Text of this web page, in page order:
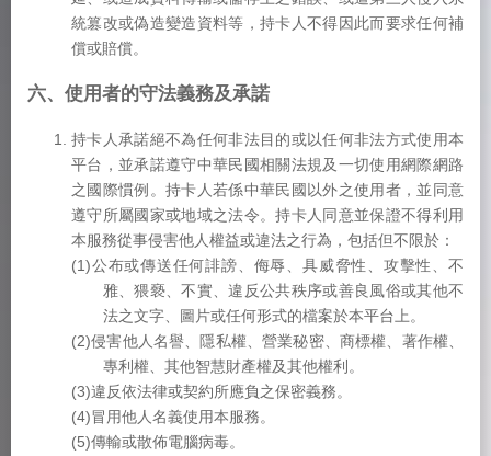
統篡改或偽造變造資料等，持卡人不得因此而要求任何補
償或賠償。
六、使用者的守法義務及承諾
持卡人承諾絕不為任何非法目的或以任何非法方式使用本
平台，並承諾遵守中華民國相關法規及一切使用網際網路
之國際慣例。持卡人若係中華民國以外之使用者，並同意
遵守所屬國家或地域之法令。持卡人同意並保證不得利用
本服務從事侵害他人權益或違法之行為，包括但不限於：
(1)公布或傳送任何誹謗、侮辱、具威脅性、攻擊性、不
雅、猥褻、不實、違反公共秩序或善良風俗或其他不
法之文字、圖片或任何形式的檔案於本平台上。
(2)侵害他人名譽、隱私權、營業秘密、商標權、著作權、
專利權、其他智慧財產權及其他權利。
(3)違反依法律或契約所應負之保密義務。
(4)冒用他人名義使用本服務。
(5)傳輸或散佈電腦病毒。